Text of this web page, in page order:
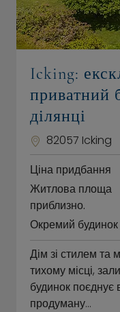
Icking:
приватний
ділянці
82057 Icking
Ціна придбання
Житлова площа
приблизно.
Окремий будинок
Дім зі стилем та
тихому місці,
будинок поєднує
продуману…